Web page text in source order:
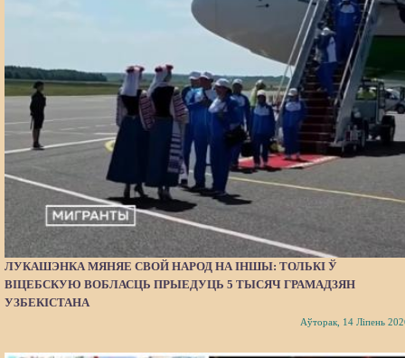
ЛУКАШЭНКА МЯНЯЕ СВОЙ НАРОД НА ІНШЫ: ТОЛЬКІ Ў
ВІЦЕБСКУЮ ВОБЛАСЦЬ ПРЫЕДУЦЬ 5 ТЫСЯЧ ГРАМАДЗЯН
УЗБЕКІСТАНА
Аўторак, 14 Ліпень